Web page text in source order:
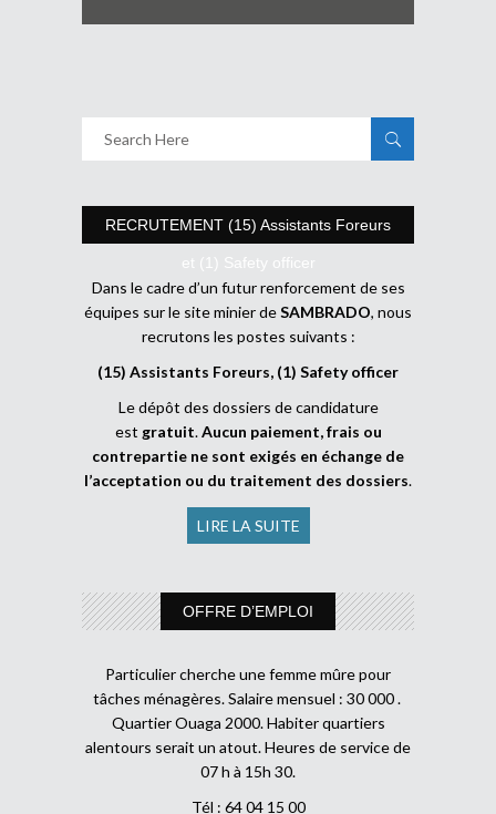
RECRUTEMENT (15) Assistants Foreurs
et (1) Safety officer
Dans le cadre d’un futur renforcement de ses
équipes sur le site minier deSAMBRADO, nous
recrutons les postes suivants :
(15) Assistants Foreurs, (1) Safety officer
Le dépôt des dossiers de candidature
est gratuit.Aucun paiement, frais ou
contrepartie ne sont exigés en échange de
l’acceptation ou du traitement des dossiers.
LIRE LA SUITE
OFFRE D’EMPLOI
Particulier cherche une femme mûre pour
tâches ménagères. Salaire mensuel : 30 000 .
Quartier Ouaga 2000. Habiter quartiers
alentours serait un atout. Heures de service de
07 h à 15h 30.
Tél : 64 04 15 00